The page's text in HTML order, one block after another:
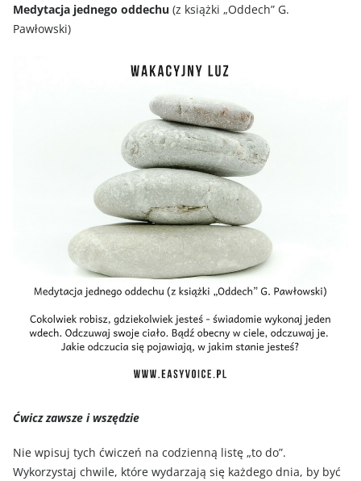
Medytacja jednego oddechu (z książki „Oddech” G.
Pawłowski)
Ćwicz zawsze i wszędzie
Nie wpisuj tych ćwiczeń na codzienną listę „to do”.
Wykorzystaj chwile, które wydarzają się każdego dnia, by być